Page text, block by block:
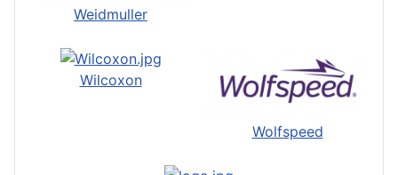
Weidmuller
Wilcoxon
Wolfspeed